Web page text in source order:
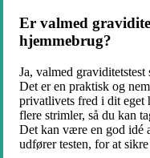
Er valmed
hjemmebrug?
Ja, valmed
Det er en praktisk og
privatlivets fred i dit eget
flere strimler, så du kan
Det kan være en god idé
udfører testen, for at